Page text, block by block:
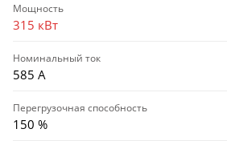
Мощность
315 кВт
Номинальный ток
585 А
Перегрузочная способность
150 %